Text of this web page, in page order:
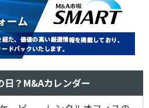
日？M&Aカレンダー